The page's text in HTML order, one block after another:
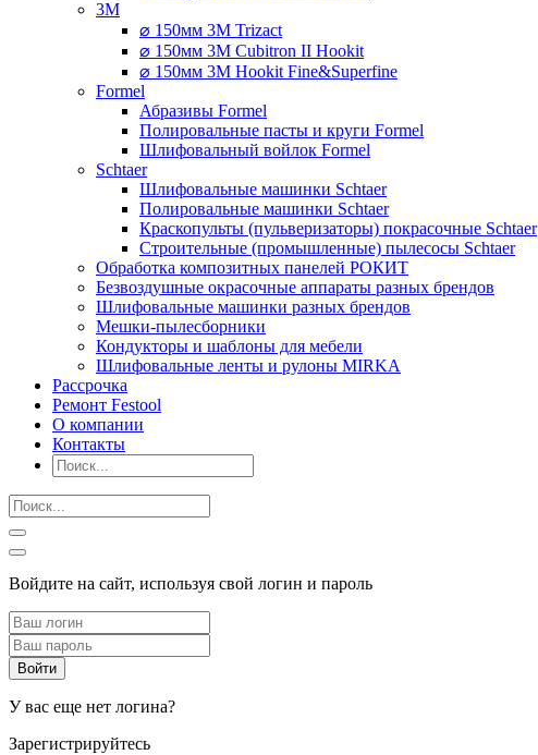
3M
⌀ 150мм 3M Trizact
⌀ 150мм 3M Cubitron II Hookit
⌀ 150мм 3M Hookit Fine&Superfine
Formel
Абразивы Formel
Полировальные пасты и круги Formel
Шлифовальный войлок Formel
Schtaer
Шлифовальные машинки Schtaer
Полировальные машинки Schtaer
Краскопульты (пульверизаторы) покрасочные Schtaer
Строительные (промышленные) пылесосы Schtaer
Обработка композитных панелей РОКИТ
Безвоздушные окрасочные аппараты разных брендов
Шлифовальные машинки разных брендов
Мешки-пылесборники
Кондукторы и шаблоны для мебели
Шлифовальные ленты и рулоны MIRKA
Рассрочка
Ремонт Festool
О компании
Контакты
Войдите на сайт, используя свой логин и пароль
У вас еще нет логина?
Зарегистрируйтесь